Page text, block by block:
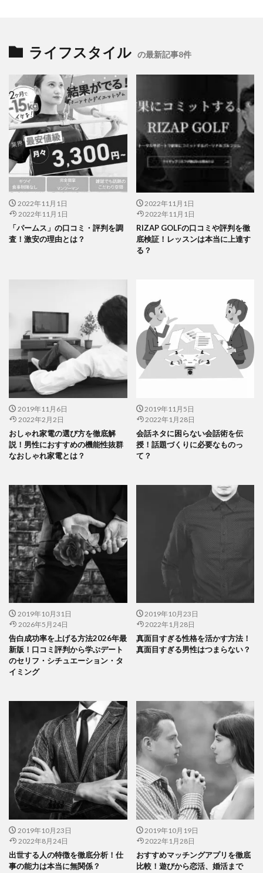
ライフスタイル の最新記事8件
2022年11月1日
2022年11月1日
「パームス」の口コミ・評判を調
査！激安の理由とは？
2022年11月1日
2022年11月1日
RIZAP GOLFの口コミや評判を徹
底検証！レッスンは本当に上達す
る？
2019年11月6日
2022年2月2日
おしゃれ家電の選び方を徹底解
説！男性におすすめの機能性抜群
なおしゃれ家電とは？
2019年11月5日
2022年1月28日
会話ネタに困らない会話術を伝
授！話題づくりに必要なものっ
て？
2019年10月31日
2026年5月24日
告白成功率を上げる方法2026年最
新版！口コミ評判から学ぶデート
のセリフ・シチュエーション・タ
イミング
2019年10月23日
2022年1月28日
真面目すぎる性格を活かす方法！
真面目すぎる男性はつまらない？
2019年10月23日
2022年8月24日
出世する人の特徴を徹底分析！仕
事の能力は本当に無関係？
2019年10月19日
2022年1月28日
おすすめマッチングアプリを徹底
比較！遊びから恋活、婚活まで